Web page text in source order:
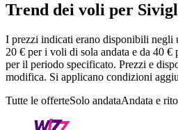
Trend dei voli per
I prezzi indicati erano disponibili negli
20 € per i voli di sola andata e da 40
per il periodo specificato. Prezzi e
modifica. Si applicano condizioni
Tutte le offerteSolo andataAndata e